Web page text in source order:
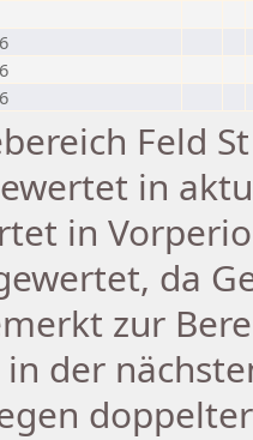
Feld
in
in
da
zur
der